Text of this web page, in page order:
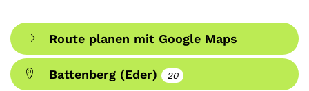
Route planen mit Google Maps
Battenberg (Eder) 20